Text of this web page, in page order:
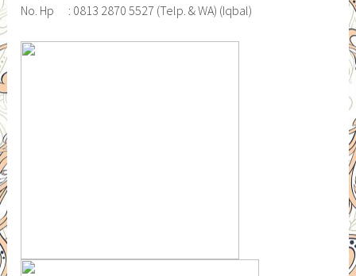
No. Hp : 0813 2870 5527 (Telp. & WA) (Iqbal)